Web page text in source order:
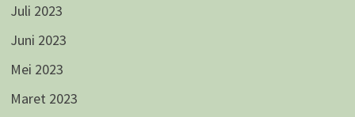
Juli 2023
Juni 2023
Mei 2023
Maret 2023